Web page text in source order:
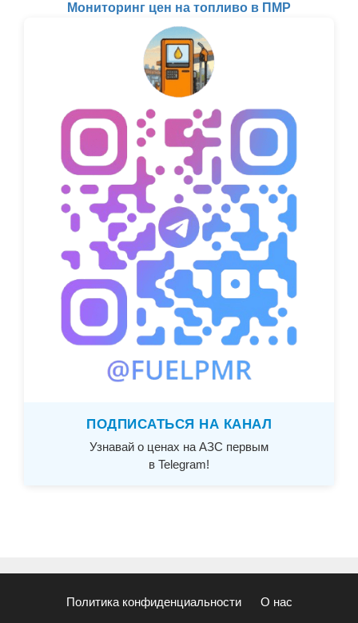
Мониторинг цен на топливо в ПМР
ПОДПИСАТЬСЯ НА КАНАЛ
Узнавай о ценах на АЗС первым
в Telegram!
Политика конфиденциальности О нас